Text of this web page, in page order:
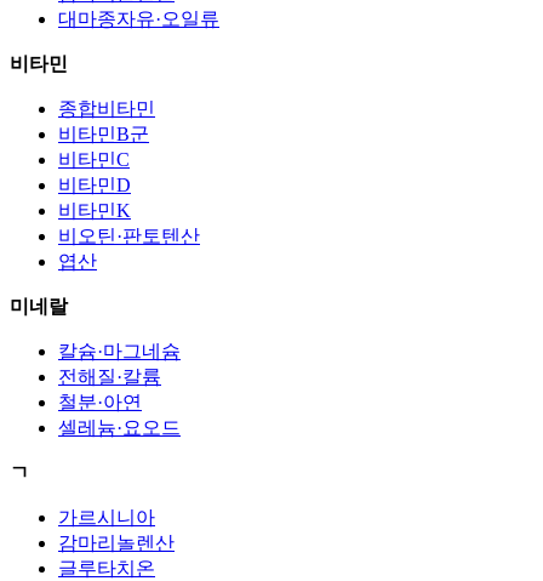
대마종자유·오일류
비타민
종합비타민
비타민B군
비타민C
비타민D
비타민K
비오틴·판토텐산
엽산
미네랄
칼슘·마그네슘
전해질·칼륨
철분·아연
셀레늄·요오드
ㄱ
가르시니아
감마리놀렌산
글루타치온